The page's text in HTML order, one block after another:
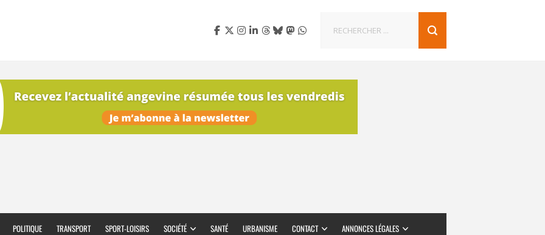
POLITIQUE TRANSPORT SPORT-LOISIRS SOCIÉTÉ SANTÉ URBANISME CONTACT ANNONCES LÉGALES